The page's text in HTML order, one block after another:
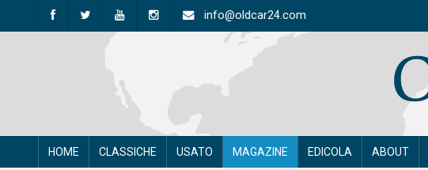
info@oldcar24.com
HOME CLASSICHE USATO MAGAZINE EDICOLA ABOUT